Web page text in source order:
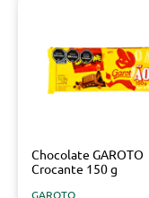
Chocolate GAROTO
Crocante 150 g
GAROTO